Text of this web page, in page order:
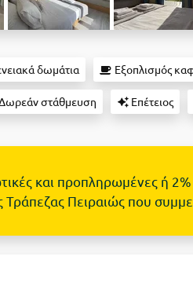
δωμάτια Εξοπλισμός
στάθμευση Επέτειος
και προπληρωμένες ή
Πειραιώς που